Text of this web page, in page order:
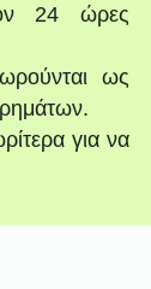
24 ώρες
ως
για να